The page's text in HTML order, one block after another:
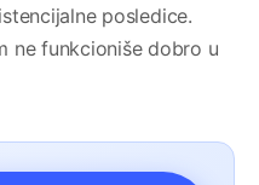
posledice.
ne funkcioniše dobro u